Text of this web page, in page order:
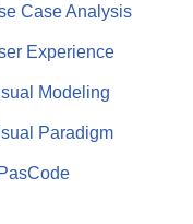
Case Analysis
Experience
Modeling
Paradigm